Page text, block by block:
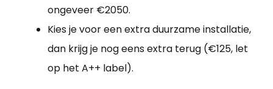
ongeveer €2050.
Kies je voor een extra duurzame installatie,
dan krijg je nog eens extra terug (€125, let
op het A++ label).